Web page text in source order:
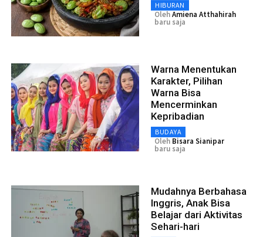
HIBURAN
OlehAmiena Atthahirah
baru saja
Warna Menentukan
Karakter, Pilihan
Warna Bisa
Mencerminkan
Kepribadian
BUDAYA
Oleh Bisara Sianipar
baru saja
Mudahnya Berbahasa
Inggris, Anak Bisa
Belajar dari Aktivitas
Sehari-hari